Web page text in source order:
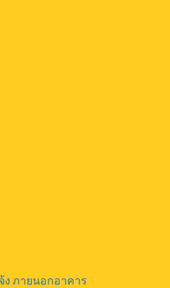
ง ภายนอกอาคาร